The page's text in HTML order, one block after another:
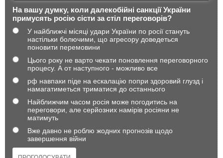
На вашу думку, коли далекобійні санкції України
примусять росію сісти за стіл переговорів?
У найближчі місяці удари України по росії стануть
настільки болючими, що агресору доведеться
поновити перемовини
Цього року не варто чекати поновлення переговорного
процесу. А от наступного - можливо все
рф навпаки піде на ескалацію попри здоровий глузд і
намагатиметься триматися до останнього
Найближчим часом росія може погодитись на
переговори, але серйозних намірів росіяни не
матимуть
Вже давно не роблю жодних прогнозів щодо
завершення війни